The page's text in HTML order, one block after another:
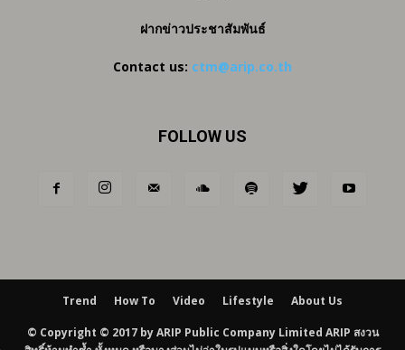
ฝากข่าวประชาสัมพันธ์
Contact us: ctm@arip.co.th
FOLLOW US
Trend How To Video Lifestyle About Us
© Copyright © 2017 by ARIP Public Company Limited ARIP สงวน